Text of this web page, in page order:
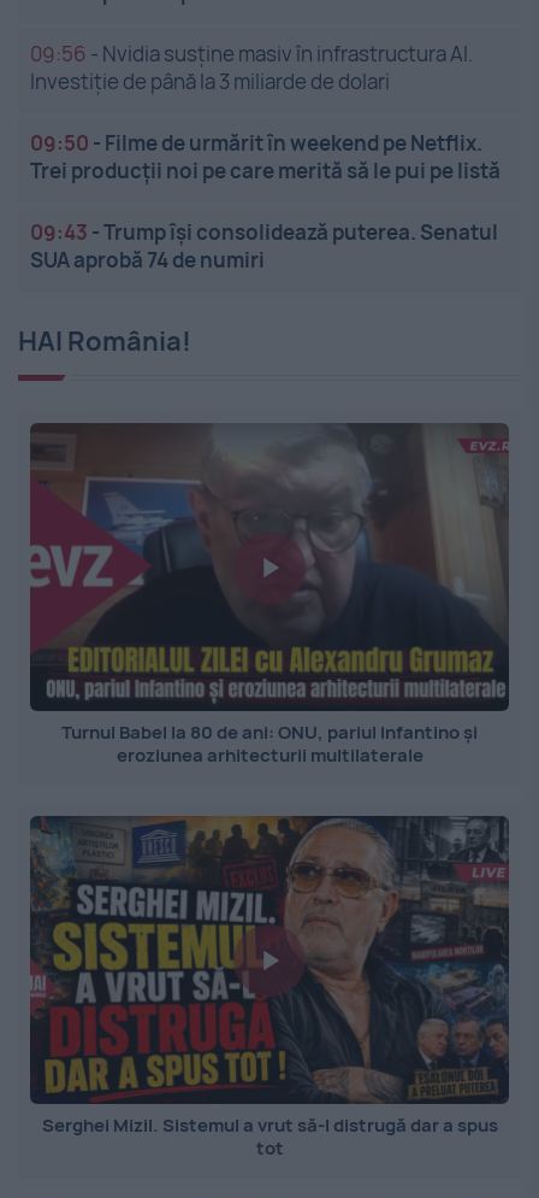
09:56 - Nvidia susține masiv în infrastructura AI.
Investiție de până la 3 miliarde de dolari
09:50 - Filme de urmărit în weekend pe Netflix.
Trei producții noi pe care merită să le pui pe listă
09:43 -Trump își consolidează puterea. Senatul
SUA aprobă 74 de numiri
HAI România!
Turnul Babel la 80 de ani: ONU, pariul Infantino și
eroziunea arhitecturii multilaterale
Serghei Mizil. Sistemul a vrut să-l distrugă dar a spus
tot